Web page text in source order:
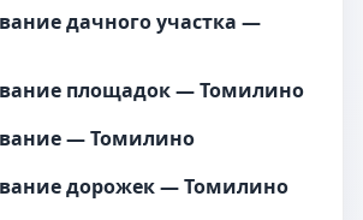
дачного участка —
площадок — Томилино
— Томилино
дорожек — Томилино